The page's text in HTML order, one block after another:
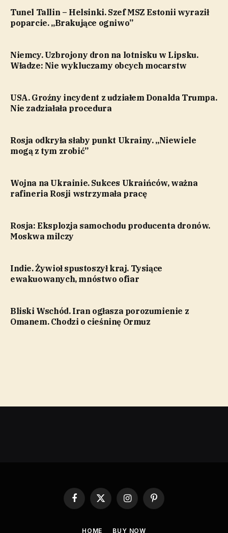
Tunel Tallin – Helsinki. Szef MSZ Estonii wyraził
poparcie. „Brakujące ogniwo”
Niemcy. Uzbrojony dron na lotnisku w Lipsku.
Władze: Nie wykluczamy obcych mocarstw
USA. Groźny incydent z udziałem Donalda Trumpa.
Nie zadziałała procedura
Rosja odkryła słaby punkt Ukrainy. „Niewiele
mogą z tym zrobić”
Wojna na Ukrainie. Sukces Ukraińców, ważna
rafineria Rosji wstrzymała pracę
Rosja: Eksplozja samochodu producenta dronów.
Moskwa milczy
Indie. Żywioł spustoszył kraj. Tysiące
ewakuowanych, mnóstwo ofiar
Bliski Wschód. Iran ogłasza porozumienie z
Omanem. Chodzi o cieśninę Ormuz
Facebook
X
InstagramPinterest
HOME BUY NOW